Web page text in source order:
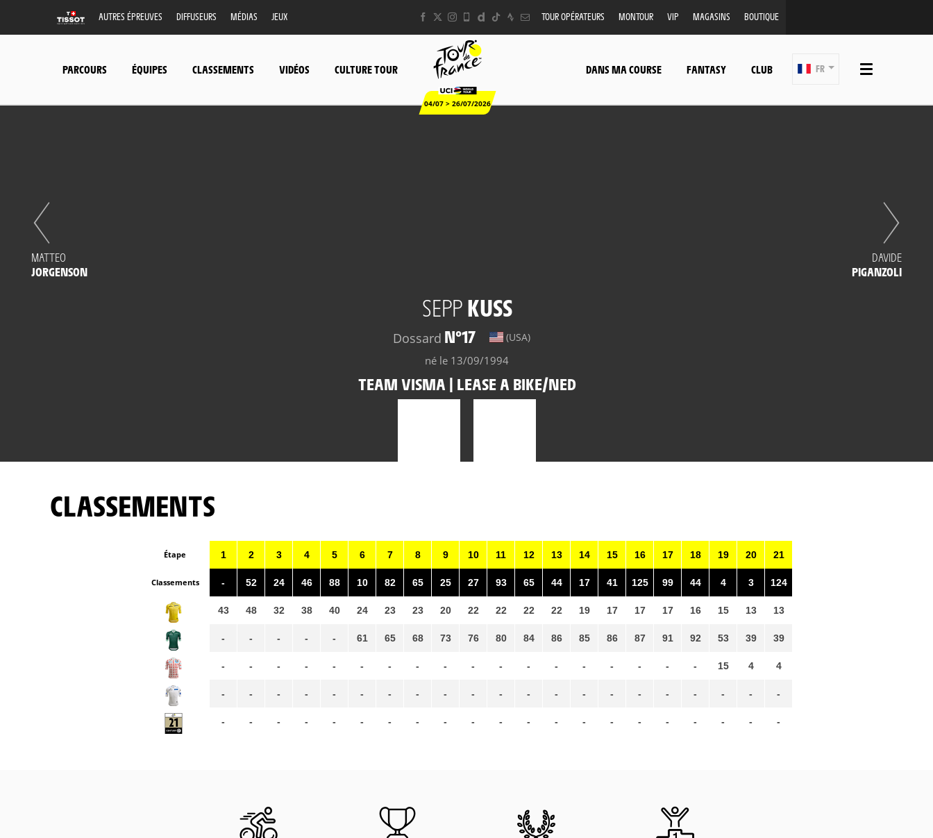
AUTRES ÉPREUVES DIFFUSEURS MÉDIAS JEUX TOUR OPÉRATEURS MONTOUR VIP MAGASINS BOUTIQUE
PARCOURS ÉQUIPES CLASSEMENTS VIDÉOS CULTURE TOUR
04/07 > 26/07/2026
DANS MA COURSE FANTASY CLUB FR
SEPP KUSS
Dossard N°17 (USA)
né le 13/09/1994
TEAM VISMA | LEASE A BIKE/NED
MATTEO
JORGENSON
DAVIDE
PIGANZOLI
CLASSEMENTS
Étape
Classements
1
-
43
-
-
-
-
2
52
48
-
-
-
-
3
24
32
-
-
-
-
4
46
38
-
-
-
-
5
88
40
-
-
-
-
6
10
24
61
-
-
-
7
82
23
65
-
-
-
8
65
23
68
-
-
-
9
25
20
73
-
-
-
10
27
22
76
-
-
-
11
93
22
80
-
-
-
12
65
22
84
-
-
-
13
44
22
86
-
-
-
14
17
19
85
-
-
-
15
41
17
86
-
-
-
16
125
17
87
-
-
-
17
99
17
91
-
-
-
18
44
16
92
-
-
-
19
4
15
53
15
-
-
20
3
13
39
4
-
-
21
124
13
39
4
-
-